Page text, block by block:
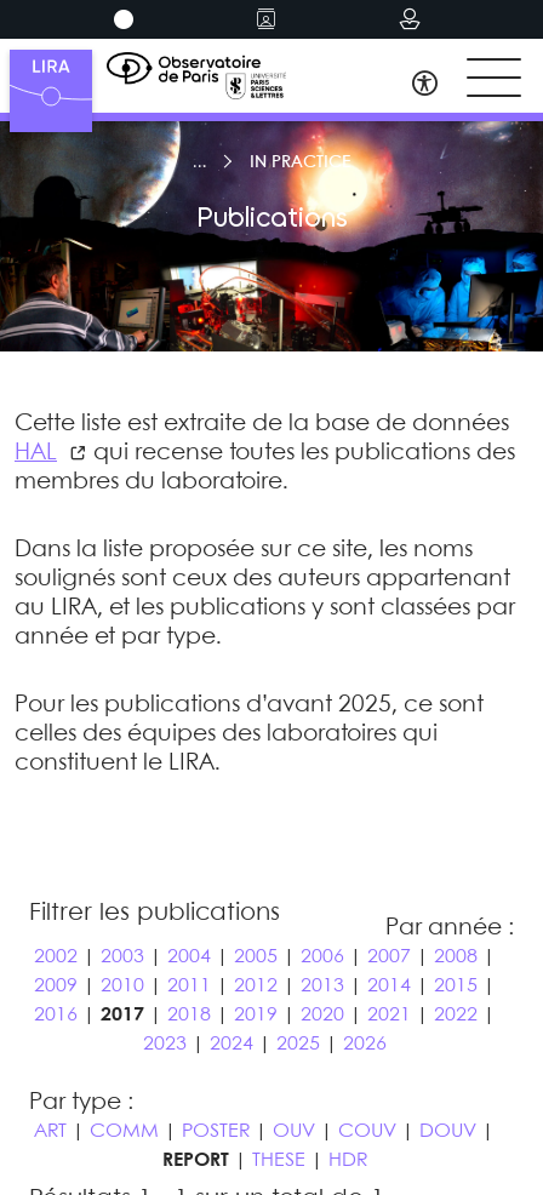
IN PRACTICE
Publications
Cette liste est extraite de la base de données
HAL
qui recense toutes les publications des
membres du laboratoire.
Dans la liste proposée sur ce site, les noms
soulignés sont ceux des auteurs appartenant
au LIRA, et les publications y sont classées par
année et par type.
Pour les publications d’avant 2025, ce sont
celles des équipes des laboratoires qui
constituent le LIRA.
Filtrer les publications
Par année :
2002| 2003| 2004| 2005| 2006 2007 2008|
2009
2010| 2011 2012| 2013| 2014| 2015|
2016
2017| 2018| 2019 2020| 2021 2022|
2023| 2024| 2025| 2026
Par type :
ART COMM POSTER OUV COUV DOUV
REPORT| THESE HDR